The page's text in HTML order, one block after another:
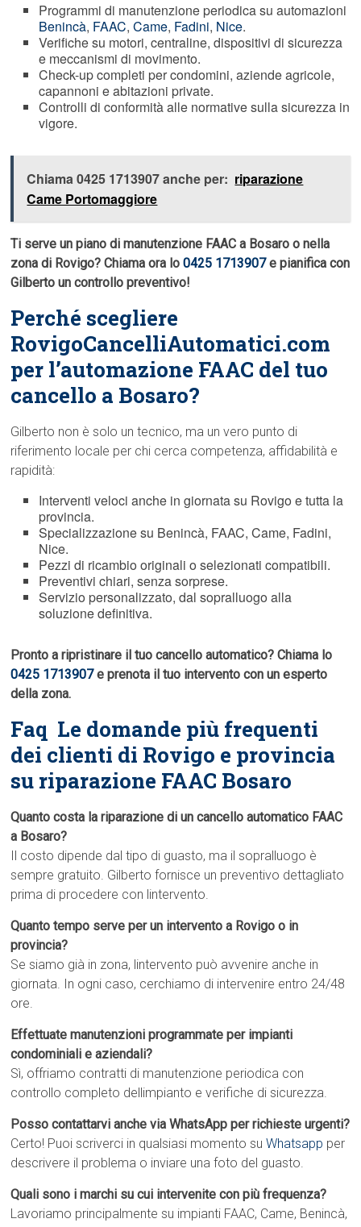
Programmi di manutenzione periodica su automazioni
Benincà, FAAC,Came, Fadini, Nice.
Verifiche su motori, centraline, dispositivi di sicurezza
e meccanismi di movimento.
Check-up completi per condomini, aziende agricole,
capannoni e abitazioni private.
Controlli di conformità alle normative sulla sicurezza in
vigore.
Chiama 0425 1713907 anche per: riparazione
Came Portomaggiore
Ti serve un piano di manutenzione FAAC a Bosaro o nella
zona di Rovigo? Chiama ora lo0425 1713907e pianifica con
Gilberto un controllo preventivo!
Perché scegliere
RovigoCancelliAutomatici.com
per l’automazione FAAC del tuo
cancello a Bosaro?
Gilberto non è solo un tecnico, ma un vero punto di
riferimento locale per chi cerca competenza, affidabilità e
rapidità:
Interventi veloci anche in giornata su Rovigo e tutta la
provincia.
Specializzazione su Benincà, FAAC, Came, Fadini,
Nice.
Pezzi di ricambio originali o selezionati compatibili.
Preventivi chiari, senza sorprese.
Servizio personalizzato, dal sopralluogo alla
soluzione definitiva.
Pronto a ripristinare il tuo cancello automatico? Chiama lo
0425 1713907e prenota il tuo intervento con un esperto
della zona.
Faq  Le domande più frequenti
dei clienti di Rovigo e provincia
su riparazione FAAC Bosaro
Quanto costa la riparazione di un cancello automatico FAAC
a Bosaro?
Il costo dipende dal tipo di guasto, ma il sopralluogo è
sempre gratuito. Gilberto fornisce un preventivo dettagliato
prima di procedere con lintervento.
Quanto tempo serve per un intervento a Rovigo o in
provincia?
Se siamo già in zona, lintervento può avvenire anche in
giornata. In ogni caso, cerchiamo di intervenire entro 24/48
ore.
Effettuate manutenzioni programmate per impianti
condominiali e aziendali?
Sì, offriamo contratti di manutenzione periodica con
controllo completo dellimpianto e verifiche di sicurezza.
Posso contattarvi anche via WhatsApp per richieste urgenti?
Certo! Puoi scriverci in qualsiasi momento suWhatsapp per
descrivere il problema o inviare una foto del guasto.
Quali sono i marchi su cui intervenite con più frequenza?
Lavoriamo principalmente su impianti FAAC, Came, Benincà,